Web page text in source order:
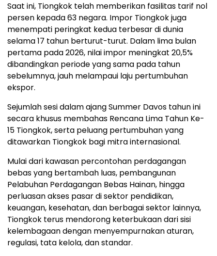
Saat ini, Tiongkok telah memberikan fasilitas tarif nol
persen kepada 63 negara. Impor Tiongkok juga
menempati peringkat kedua terbesar di dunia
selama 17 tahun berturut-turut. Dalam lima bulan
pertama pada 2026, nilai impor meningkat 20,5%
dibandingkan periode yang sama pada tahun
sebelumnya, jauh melampaui laju pertumbuhan
ekspor.
Sejumlah sesi dalam ajang Summer Davos tahun ini
secara khusus membahas Rencana Lima Tahun Ke-
15 Tiongkok, serta peluang pertumbuhan yang
ditawarkan Tiongkok bagi mitra internasional.
Mulai dari kawasan percontohan perdagangan
bebas yang bertambah luas, pembangunan
Pelabuhan Perdagangan Bebas Hainan, hingga
perluasan akses pasar di sektor pendidikan,
keuangan, kesehatan, dan berbagai sektor lainnya,
Tiongkok terus mendorong keterbukaan dari sisi
kelembagaan dengan menyempurnakan aturan,
regulasi, tata kelola, dan standar.